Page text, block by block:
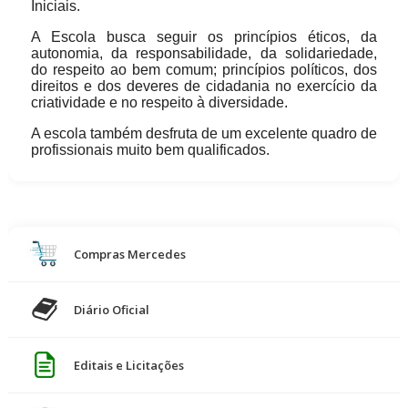
Educação Especial e Educação Integral.
Graduada em Pedagogia pela Fasul; Pós – Graduada
em Educação Especial e Inclusiva pela São Braz; Pós-
Graduação em Ensino Lúdico pela São Braz; Pós-
Graduação em Ensino de Sociologia e Filosofia pela
Unina.
em Educação Infantil e Alfabetização nas Séries
Psicomotricidade pela Unina.
Monica Stefan- Coordenadora Pedagógica de
Educação Infantil.
Iniciais.
A Escola busca seguir os princípios éticos, da
autonomia, da responsabilidade, da solidariedade,
do respeito ao bem comum; princípios políticos, dos
direitos e dos deveres de cidadania no exercício da
criatividade e no respeito à diversidade.
A escola também desfruta de um excelente quadro de
profissionais muito bem qualificados.
Compras Mercedes
Diário Oficial
Editais e Licitações